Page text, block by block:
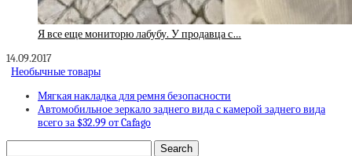
Я все еще мониторю лабубу. У продавца с…
14.09.2017
Необычные товары
Мягкая накладка для ремня безопасности
Автомобильное зеркало заднего вида с камерой заднего вида
всего за $32.99 от Cafago